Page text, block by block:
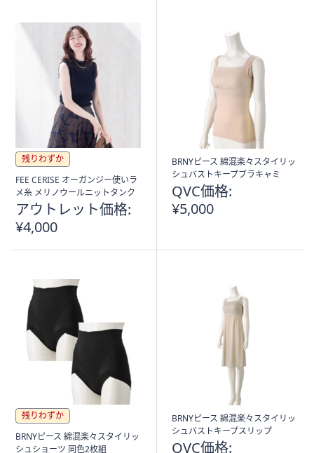
残りわずか
FEE CERISE オーガンジー使いラ
メ糸 メリノウールニットタンク
アウトレット価格:
¥4,000
BRNYピース 綿混楽々スタイリッ
シュバストキープブラキャミ
QVC価格:
¥5,000
残りわずか
BRNYピース 綿混楽々スタイリッ
シュショーツ 同色2枚組
BRNYピース 綿混楽々スタイリッ
シュバストキープスリップ
QVC価格: